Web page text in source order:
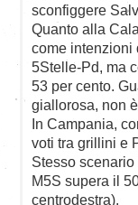
sconfiggere
Quanto alla
come intenzioni
5Stelle-Pd, ma
53 per cento.
giallorosa, non
In Campania,
voti tra grillini e
Stesso
M5S supera il
centrodestra).